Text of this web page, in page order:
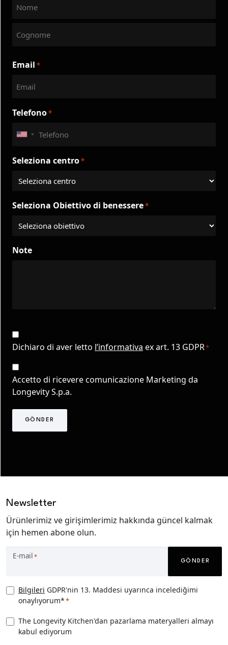
Email *
Telefono*
United
+1
Seleziona centro*
Seleziona Obiettivo di benessere*
Note
Consenso
Privacy
Dichiaro di aver letto l’informativa ex art. 13 GDPR*
Consenso
Marketing
TLS
Accetto di ricevere comunicazione Marketing da
Longevity S.p.a.
Newsletter
Ürünlerimiz ve girişimlerimiz hakkında güncel kalmak
için hemen abone olun.
E-mail*
GÖNDER
Privacy
Consent
Bilgileri GDPR'nin 13. Maddesi uyarınca incelediğimi
onaylıyorum**
TLK
Pazarlama
The Longevity Kitchen'dan pazarlama materyalleri almayı
kabul ediyorum